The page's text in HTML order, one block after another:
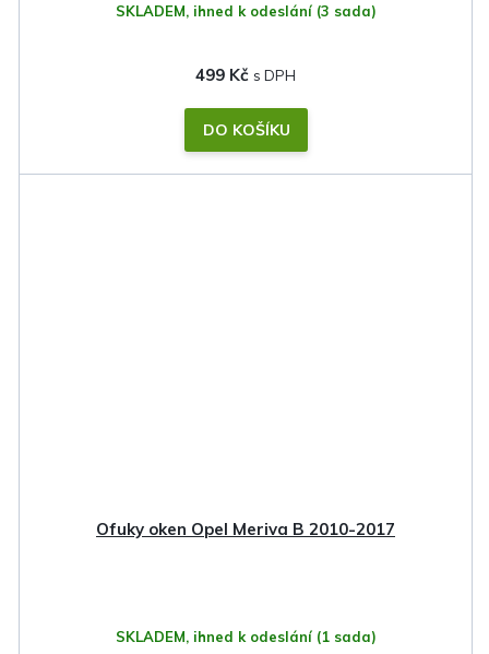
SKLADEM, ihned k odeslání (3 sada)
499 Kč
DO KOŠÍKU
Ofuky oken Opel Meriva B 2010-2017
SKLADEM, ihned k odeslání (1 sada)